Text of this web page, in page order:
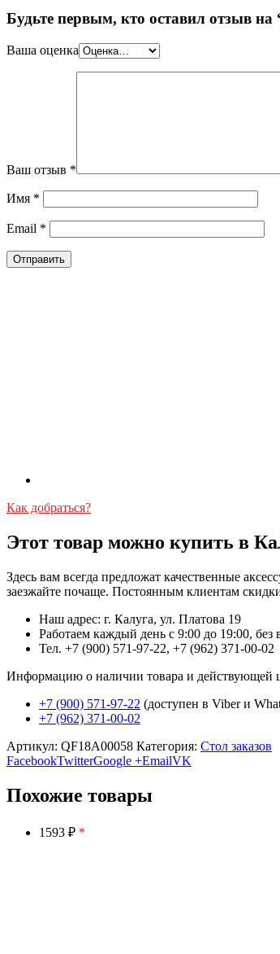
Будьте первым, кто оставил отзыв
Ваша оценка
Ваш отзыв *
Имя *
Email *
Как добраться?
Этот товар можно купить в
Здесь вам всегда предложат качественные
заезжайте почаще. Постоянным клиентам
Наш адрес: г. Калуга, ул. Платова 19
Работаем каждый день с 9:00 до 19:00, без
Тел. +7 (900) 571-97-22, +7 (962) 371-00-02
Информацию о наличии товара и действующей
+7 (900) 571-97-22 (доступен в Viber и
+7 (962) 371-00-02
Артикул: QF18A00058 Категория: Стол заказов
FacebookTwitterGoogle +EmailVK
Похожие товары
1593 ₽ *